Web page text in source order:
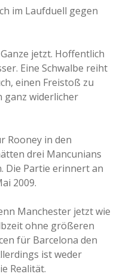
im Laufduell gegen
jetzt. Hoffentlich
Eine Schwalbe reiht
einen Freistoß zu
ganz widerlicher
Rooney in den
drei Mancunians
Die Partie erinnert an
2009.
Manchester jetzt wie
ohne größeren
für Barcelona den
ist weder
Realität.